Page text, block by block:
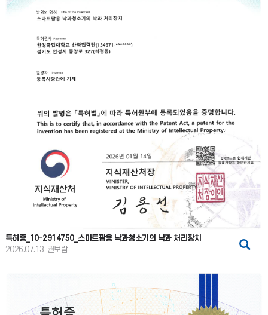
특허증_10-2914750_스마트팜용 낙과청소기의 낙과 처리장치
2026.07.13 권보람